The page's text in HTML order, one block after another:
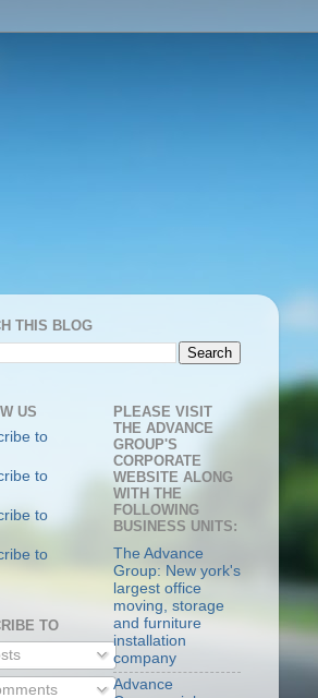
THIS BLOG
US
TO
PLEASE VISIT
THE ADVANCE
GROUP'S
CORPORATE
WEBSITE ALONG
WITH THE
FOLLOWING
BUSINESS UNITS:
The Advance
Group: New york's
largest office
moving, storage
and furniture
installation
company
Advance